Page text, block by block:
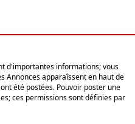
d'importantes informations; vous
Annonces apparaîssent en haut de
été postées. Pouvoir poster une
ces permissions sont définies par